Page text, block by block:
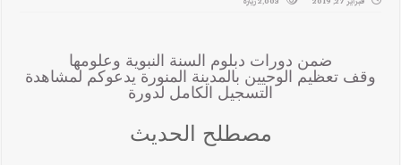
ضمن دورات دبلوم السنة النبوية وعلومها
وقف تعظيم الوحيين بالمدينة المنورة يدعوكم لمشاهدة
التسجيل الكامل لدورة
مصطلح الحديث